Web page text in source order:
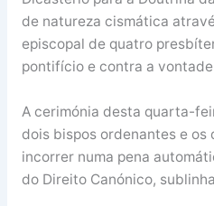
de natureza cismática
episcopal de quatro
pontifício e contra a vontade
A cerimónia desta quarta-
dois bispos ordenantes e os
incorrer numa pena
do Direito Canónico,